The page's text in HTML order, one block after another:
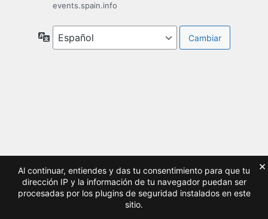
events.spain.info
Idioma
Al continuar, entiendes y das tu consentimiento para que tu
dirección IP y la información de tu navegador puedan ser
procesadas por los plugins de seguridad instalados en este
sitio.
×